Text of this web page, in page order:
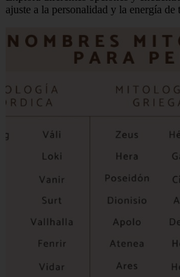
ajuste a la personalidad y la energía de